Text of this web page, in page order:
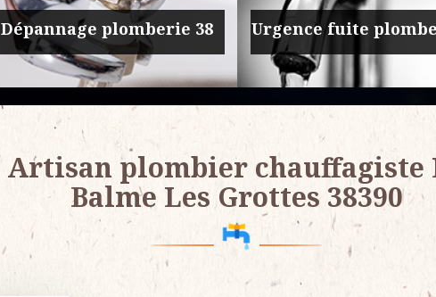
Entreprise de plomberie 38 Travaux de
Artisan plombier chauffagiste
Balme Les Grottes 38390